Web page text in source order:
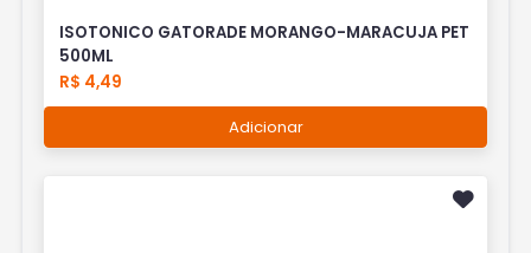
ISOTONICO GATORADE MORANGO-MARACUJA PET
500ML
R$ 4,49
Adicionar